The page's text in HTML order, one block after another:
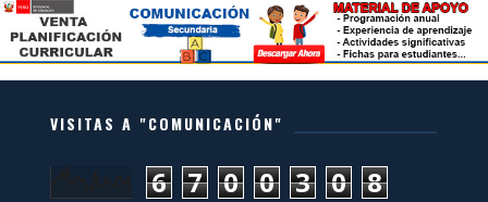
VISITAS A "COMUNICACIÓN"
6 7 0 0 3 0 8